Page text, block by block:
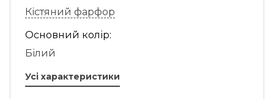
Кістяний фарфор
Основний колір:
Білий
Усі характеристики